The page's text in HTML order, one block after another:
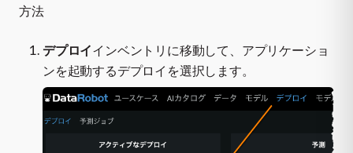
方法
デプロイインベントリに移動して、アプリケーショ
ンを起動するデプロイを選択します。